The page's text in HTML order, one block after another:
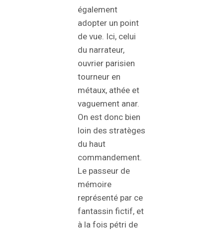
également
adopter un point
de vue. Ici, celui
du narrateur,
ouvrier parisien
tourneur en
métaux, athée et
vaguement anar.
On est donc bien
loin des stratèges
du haut
commandement.
Le passeur de
mémoire
représenté par ce
fantassin fictif, et
à la fois pétri de